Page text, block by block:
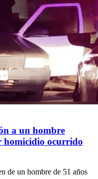
a un hombre
homicidio ocurrido
de un hombre de 51 años